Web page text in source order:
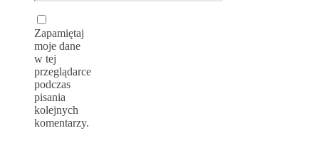
Zapamiętaj
moje dane
w tej
przeglądarce
podczas
pisania
kolejnych
komentarzy.